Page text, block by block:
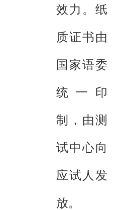
效力。纸
质证书由
国家语委
统一印
制，由测
试中心向
应试人发
放。